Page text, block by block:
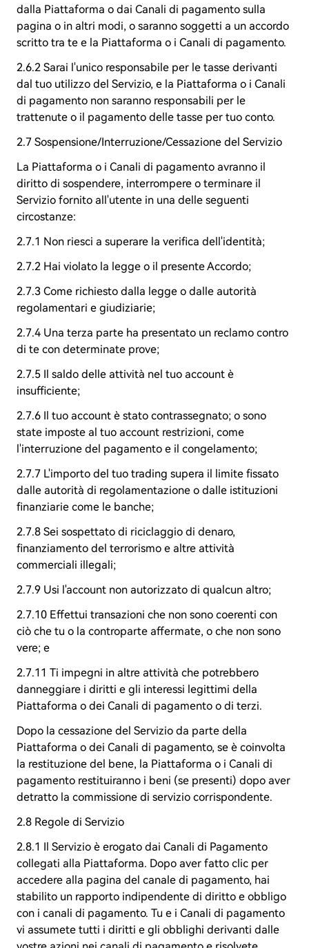
dalla Piattaforma o dai Canali di pagamento sulla
pagina o in altri modi, o saranno soggetti a un accordo
scritto tra te e la Piattaforma o i Canali di pagamento.
2.6.2 Sarai l'unico responsabile per le tasse derivanti
dal tuo utilizzo del Servizio, e la Piattaforma o i Canali
di pagamento non saranno responsabili per le
trattenute o il pagamento delle tasse per tuo conto.
2.7 Sospensione/Interruzione/Cessazione del Servizio
La Piattaforma o i Canali di pagamento avranno il
diritto di sospendere, interrompere o terminare il
Servizio fornito all'utente in una delle seguenti
circostanze:
2.7.1 Non riesci a superare la verifica dell'identità;
2.7.2 Hai violato la legge o il presente Accordo;
2.7.3 Come richiesto dalla legge o dalle autorità
regolamentari e giudiziarie;
2.7.4 Una terza parte ha presentato un reclamo contro
di te con determinate prove;
2.7.5 Il saldo delle attività nel tuo account è
insufficiente;
2.7.6 Il tuo account è stato contrassegnato; o sono
state imposte al tuo account restrizioni, come
l'interruzione del pagamento e il congelamento;
2.7.7 L'importo del tuo trading supera il limite fissato
dalle autorità di regolamentazione o dalle istituzioni
finanziarie come le banche;
2.7.8 Sei sospettato di riciclaggio di denaro,
finanziamento del terrorismo e altre attività
commerciali illegali;
2.7.9 Usi l'account non autorizzato di qualcun altro;
2.7.10 Effettui transazioni che non sono coerenti con
ciò che tu o la controparte affermate, o che non sono
vere; e
2.7.11 Ti impegni in altre attività che potrebbero
danneggiare i diritti e gli interessi legittimi della
Piattaforma o dei Canali di pagamento o di terzi.
Dopo la cessazione del Servizio da parte della
Piattaforma o dei Canali di pagamento, se è coinvolta
la restituzione del bene, la Piattaforma o i Canali di
pagamento restituiranno i beni (se presenti) dopo aver
detratto la commissione di servizio corrispondente.
2.8 Regole di Servizio
2.8.1 Il Servizio è erogato dai Canali di Pagamento
collegati alla Piattaforma. Dopo aver fatto clic per
accedere alla pagina del canale di pagamento, hai
stabilito un rapporto indipendente di diritto e obbligo
con i canali di pagamento. Tu e i Canali di pagamento
vi assumete tutti i diritti e gli obblighi derivanti dalle